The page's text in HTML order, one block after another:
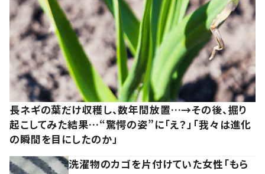
長ネギの葉だけ収穫し、数年間放置…→その後、掘り
起こしてみた結果…“驚愕の姿”に「え？」「我々は進化
の瞬間を目にしたのか」
洗濯物のカゴを片付けていた女性「もら